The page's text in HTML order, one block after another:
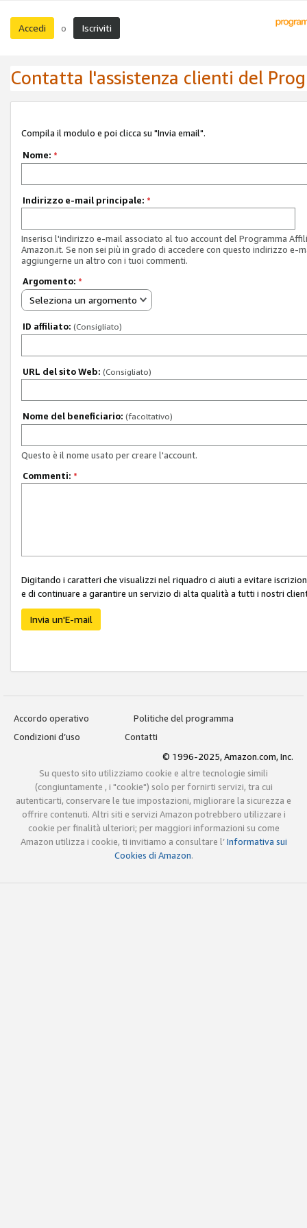
Accedi o Iscriviti
Contatta l'assistenza clienti del
Compila il modulo e poi clicca su "Invia email".
Nome: *
Indirizzo e-mail principale: *
Inserisci l'indirizzo e-mail associato al tuo account del Programma
Amazon.it. Se non sei più in grado di accedere con questo indirizzo e-
aggiungerne un altro con i tuoi commenti.
Argomento: *
Seleziona un argomento
ID affiliato: (Consigliato)
URL del sito Web: (Consigliato)
Nome del beneficiario: (facoltativo)
Questo è il nome usato per creare l'account.
Commenti: *
Digitando i caratteri che visualizzi nel riquadro ci aiuti a evitare
e di continuare a garantire un servizio di alta qualità a tutti i nostri
Invia un'E-mail
Accordo operativo
Politiche del programma
Condizioni d’uso
Contatti
© 1996-2025, Amazon.com, Inc.
Su questo sito utilizziamo cookie e altre tecnologie simili
(congiuntamente , i "cookie") solo per fornirti servizi, tra cui
autenticarti, conservare le tue impostazioni, migliorare la sicurezza e
offrire contenuti. Altri siti e servizi Amazon potrebbero utilizzare i
cookie per finalità ulteriori; per maggiori informazioni su come
Amazon utilizza i cookie, ti invitiamo a consultare l’Informativa sui
Cookies di Amazon.